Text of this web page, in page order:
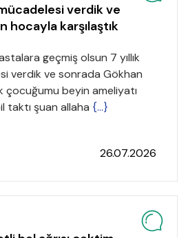
verdik ve
hocayla karşılaştık
geçmiş olsun 7 yıllık
verdik ve sonrada Gökhan
çocuğumu beyin ameliyatı
taktı şuan allaha {...}
26.07.2026